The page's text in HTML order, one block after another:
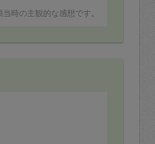
時の主観的な感想です。